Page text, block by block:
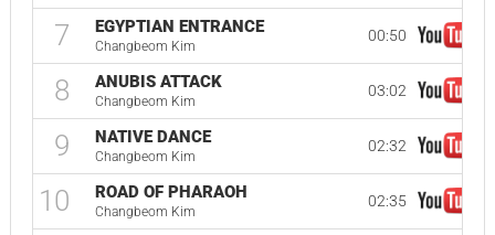
7 EGYPTIAN ENTRANCE
Changbeom Kim
00:50
8 ANUBIS ATTACK
Changbeom Kim
03:02
9 NATIVE DANCE
Changbeom Kim
02:32
10 ROAD OF PHARAOH
Changbeom Kim
02:35